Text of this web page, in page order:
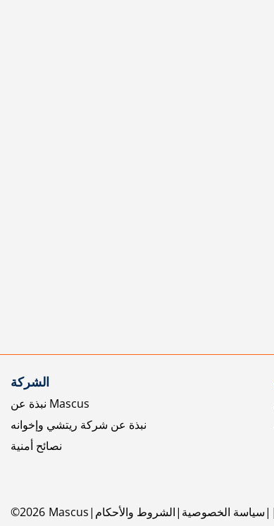
الشركة
نبذة عن Mascus
نبذة عن شركة ريتشي وإخوانه
نصائح أمنية
©2026 Mascus الشروط والأحكام سياسة الخصوصية